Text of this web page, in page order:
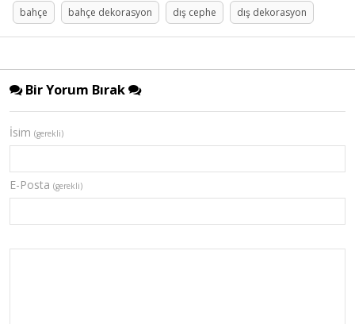
bahçe bahçe dekorasyon dış cephe dış dekorasyon
Bir Yorum Bırak
İsim (gerekli)
E-Posta (gerekli)